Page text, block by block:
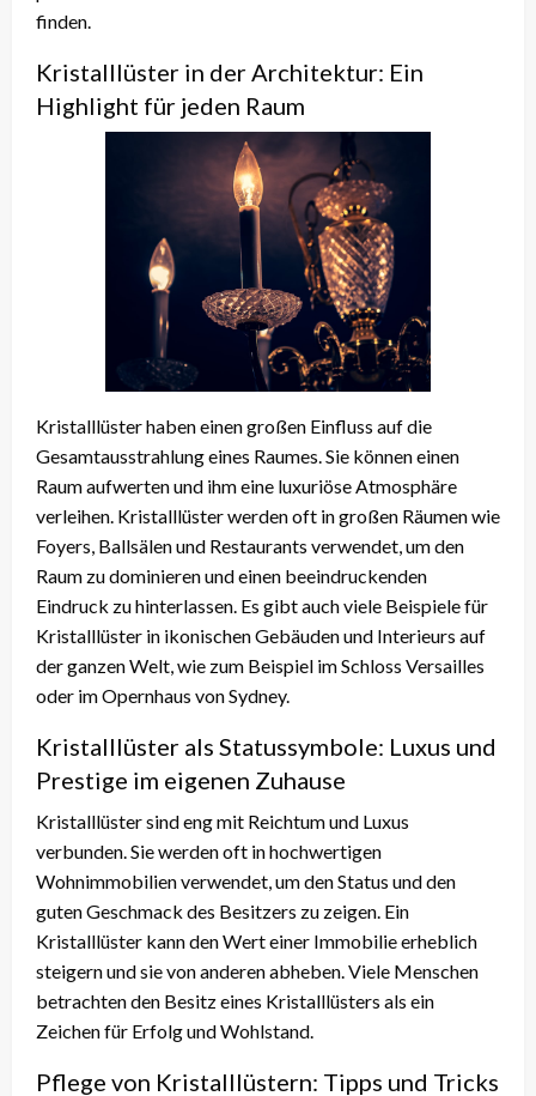
finden.
Kristalllüster in der Architektur: Ein
Highlight für jeden Raum
Kristalllüster haben einen großen Einfluss auf die
Gesamtausstrahlung eines Raumes. Sie können einen
Raum aufwerten und ihm eine luxuriöse Atmosphäre
verleihen. Kristalllüster werden oft in großen Räumen wie
Foyers, Ballsälen und Restaurants verwendet, um den
Raum zu dominieren und einen beeindruckenden
Eindruck zu hinterlassen. Es gibt auch viele Beispiele für
Kristalllüster in ikonischen Gebäuden und Interieurs auf
der ganzen Welt, wie zum Beispiel im Schloss Versailles
oder im Opernhaus von Sydney.
Kristalllüster als Statussymbole: Luxus und
Prestige im eigenen Zuhause
Kristalllüster sind eng mit Reichtum und Luxus
verbunden. Sie werden oft in hochwertigen
Wohnimmobilien verwendet, um den Status und den
guten Geschmack des Besitzers zu zeigen. Ein
Kristalllüster kann den Wert einer Immobilie erheblich
steigern und sie von anderen abheben. Viele Menschen
betrachten den Besitz eines Kristalllüsters als ein
Zeichen für Erfolg und Wohlstand.
Pflege von Kristalllüstern: Tipps und Tricks